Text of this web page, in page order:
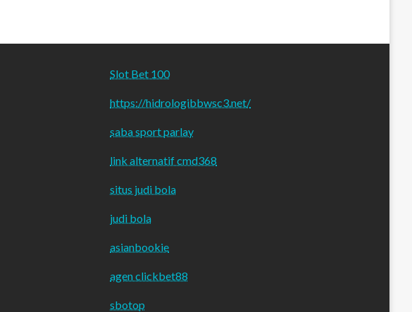
Slot Bet 100
https://hidrologibbwsc3.net/
saba sport parlay
link alternatif cmd368
situs judi bola
judi bola
asianbookie
agen clickbet88
sbotop